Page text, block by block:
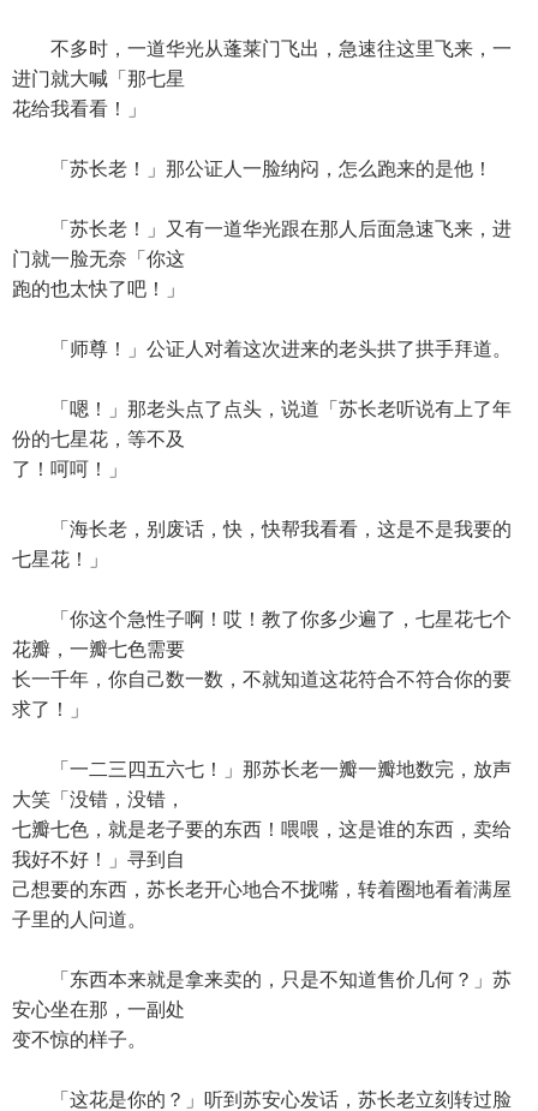
不多时，一道华光从蓬莱门飞出，急速往这里飞来，一
进门就大喊「那七星
花给我看看！」
「苏长老！」那公证人一脸纳闷，怎么跑来的是他！
「苏长老！」又有一道华光跟在那人后面急速飞来，进
门就一脸无奈「你这
跑的也太快了吧！」
「师尊！」公证人对着这次进来的老头拱了拱手拜道。
「嗯！」那老头点了点头，说道「苏长老听说有上了年
份的七星花，等不及
了！呵呵！」
「海长老，别废话，快，快帮我看看，这是不是我要的
七星花！」
「你这个急性子啊！哎！教了你多少遍了，七星花七个
花瓣，一瓣七色需要
长一千年，你自己数一数，不就知道这花符合不符合你的要
求了！」
「一二三四五六七！」那苏长老一瓣一瓣地数完，放声
大笑「没错，没错，
七瓣七色，就是老子要的东西！喂喂，这是谁的东西，卖给
我好不好！」寻到自
己想要的东西，苏长老开心地合不拢嘴，转着圈地看着满屋
子里的人问道。
「东西本来就是拿来卖的，只是不知道售价几何？」苏
安心坐在那，一副处
变不惊的样子。
「这花是你的？」听到苏安心发话，苏长老立刻转过脸